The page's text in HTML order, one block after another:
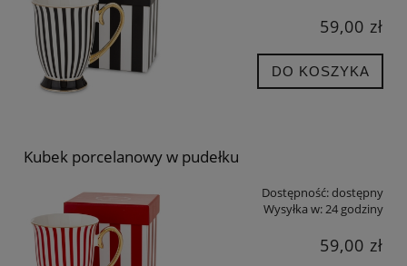
59,00 zł
DO KOSZYKA
Kubek porcelanowy w pudełku
Dostępność:dostępny
Wysyłka w:24 godziny
59,00 zł